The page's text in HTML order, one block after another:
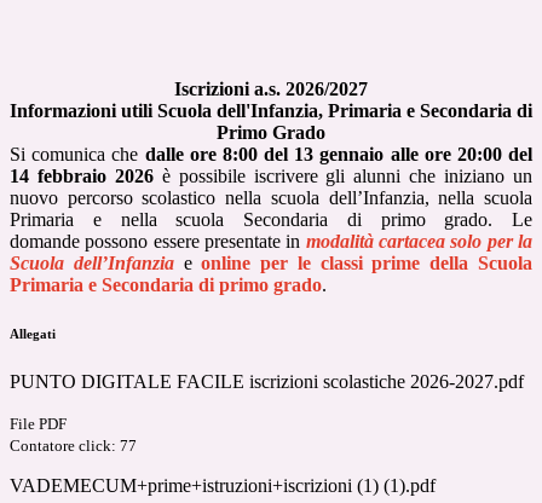
Iscrizioni a.s. 2026/2027
Informazioni utili Scuola dell'Infanzia, Primaria e Secondaria di
Primo Grado
Si comunica che dalle ore 8:00 del 13 gennaio alle ore 20:00 del
14 febbraio 2026 è possibile iscrivere gli alunni che iniziano un
nuovo percorso scolastico nella scuola dell’Infanzia, nella scuola
Primaria e nella scuola Secondaria di primo grado. Le
domandepossono essere presentate in modalità cartacea solo per la
Scuola dell’Infanziaeonline per le classi prime della Scuola
Primaria e Secondaria di primo grado.
Allegati
PUNTO DIGITALE FACILE iscrizioni scolastiche 2026-2027.pdf
File PDF
Contatore click: 77
VADEMECUM+prime+istruzioni+iscrizioni (1) (1).pdf